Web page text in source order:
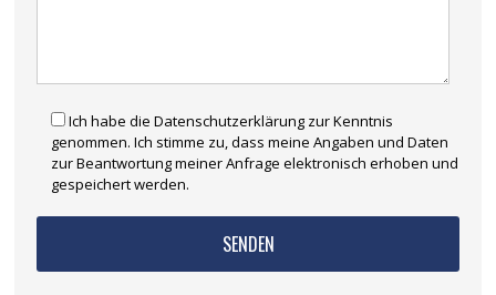
Ich habe die Datenschutzerklärung zur Kenntnis
genommen. Ich stimme zu, dass meine Angaben und Daten
zur Beantwortung meiner Anfrage elektronisch erhoben und
gespeichert werden.